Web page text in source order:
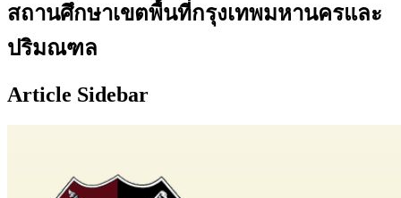
สถานศึกษาเขตพื้นที่กรุงเทพมหานครและ
ปริมณฑล
Article Sidebar